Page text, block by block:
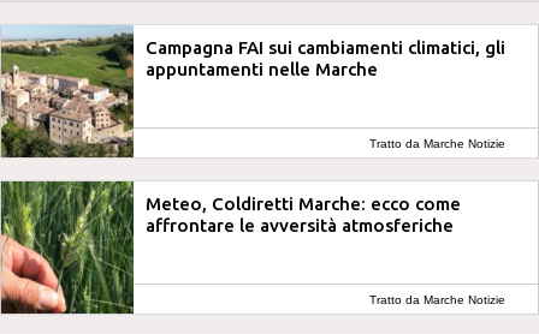
Campagna FAI sui cambiamenti climatici, gli
appuntamenti nelle Marche
Tratto da Marche Notizie
Meteo, Coldiretti Marche: ecco come
affrontare le avversità atmosferiche
Tratto da Marche Notizie